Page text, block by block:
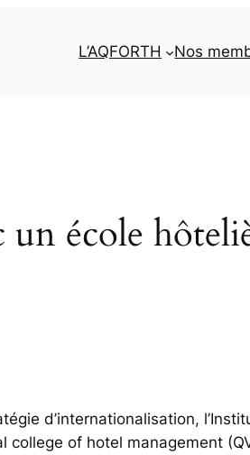
L’AQFORTH Nos
école
d’internationalisation,
of hotel management